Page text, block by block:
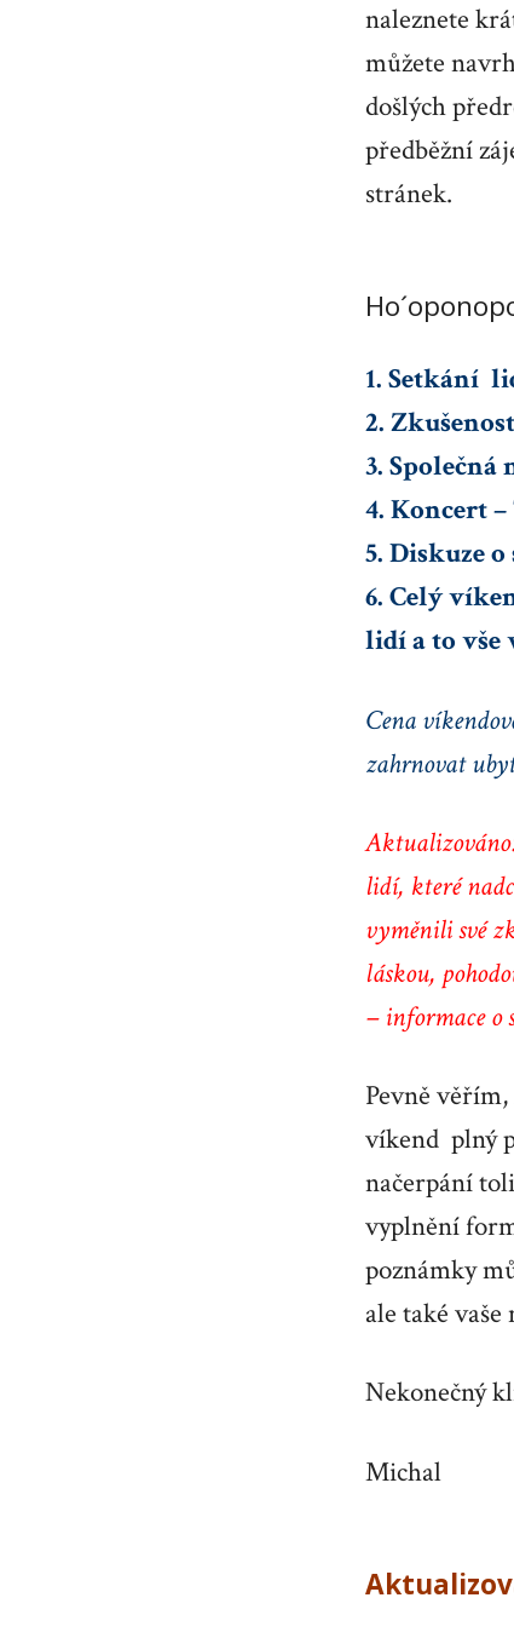
naleznete
můžete
došlých
předběžní
stránek.
1. Setkání
2.
3. Společná
4. Koncert
5. Diskuze
6. Celý
lidí a to vše
Cena
zahrnovat
lidí, které
vyměnili své
láskou,
– informace o
Pevně
víkend plný
načerpání
vyplnění
poznámky
ale také
Nekonečný
Michal